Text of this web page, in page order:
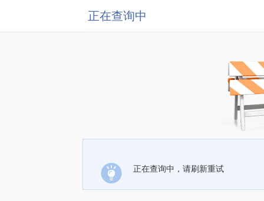
正在查询中
正在查询中，请刷新重试